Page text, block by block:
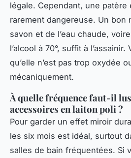
légale. Cependant, une patère
rarement dangereuse. Un bon
savon et de l’eau chaude,
l’alcool à 70°, suffit à
qu’elle n’est pas trop oxydée
mécaniquement.
À quelle fréquence faut-il
accessoires en laiton poli ?
Pour garder un effet miroir
les six mois est idéal, surtout
salles de bain fréquentées. Si